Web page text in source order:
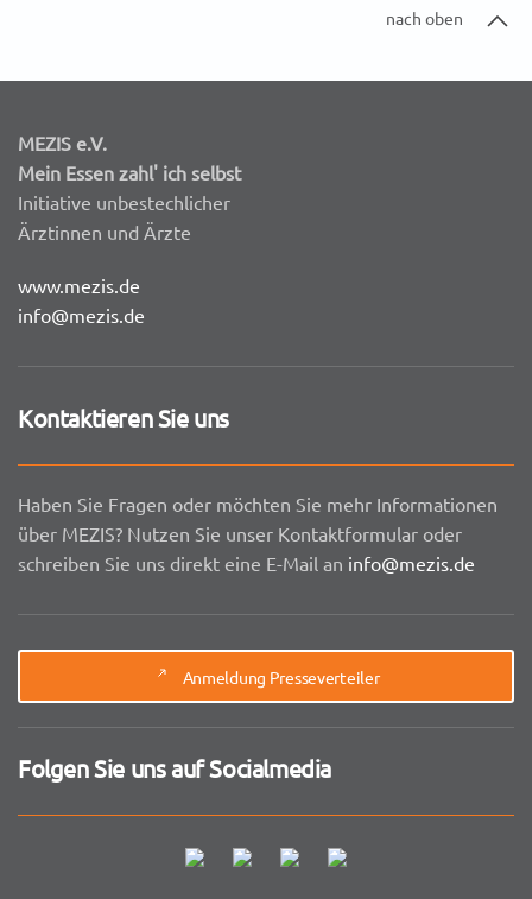
nach oben
MEZIS e.V.
Mein Essen zahl' ich selbst
Initiative unbestechlicher
Ärztinnen und Ärzte
www.mezis.de
info@mezis.de
Kontaktieren Sie uns
Haben Sie Fragen oder möchten Sie mehr Informationen
über MEZIS? Nutzen Sie unser Kontaktformular oder
schreiben Sie uns direkt eine E-Mail an info@mezis.de
Anmeldung Presseverteiler
Folgen Sie uns auf Socialmedia